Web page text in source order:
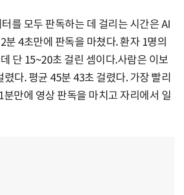
를 모두 판독하는 데 걸리는 시간은 AI
분 4초만에 판독을 마쳤다. 환자 1명의
단 15~20초 걸린 셈이다.사람은 이보
렸다. 평균 45분 43초 걸렸다. 가장 빨리
분만에 영상 판독을 마치고 자리에서 일